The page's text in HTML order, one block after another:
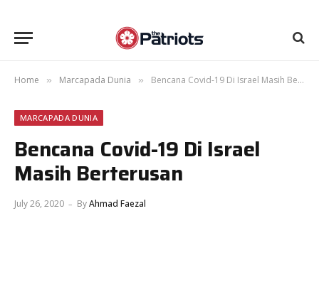
Home » Marcapada Dunia » Bencana Covid-19 Di Israel Masih Berterusan
MARCAPADA DUNIA
Bencana Covid-19 Di Israel
Masih Berterusan
July 26, 2020 ByAhmad Faezal